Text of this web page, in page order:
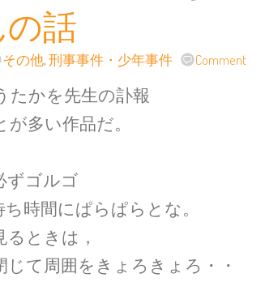
話
その他,刑事事件・少年事件 Comment
たかを先生の訃報
多い作品だ。
ずゴルゴ
時間にぱらぱらとな。
ときは，
て周囲をきょろきょろ・・